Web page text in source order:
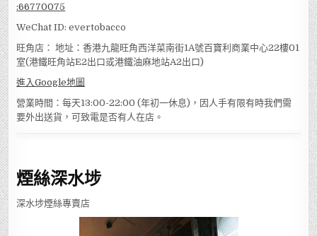
:66770075
WeChat ID: evertobacco
旺角店： 地址：香港九龍旺角西洋菜南街1A號百寶利商業中心22樓01
室(港鐵旺角站E2出口或港鐵油麻地站A2出口)
進入Google地圖
營業時間：每天13:00-22:00 (年初一休息)，因人手有限有時我們需
要外出送貨，可致電是否有人在店。
煙絲深水埗
深水埗煙絲專賣店